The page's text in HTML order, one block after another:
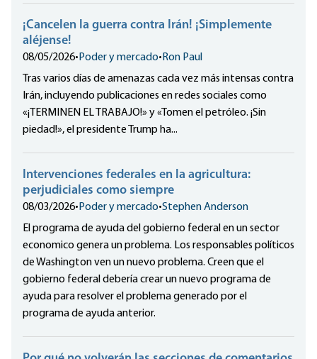
¡Cancelen la guerra contra Irán! ¡Simplemente
aléjense!
08/05/2026• Poder y mercado• Ron Paul
Tras varios días de amenazas cada vez más intensas contra
Irán, incluyendo publicaciones en redes sociales como
«¡TERMINEN EL TRABAJO!» y «Tomen el petróleo. ¡Sin
piedad!», el presidente Trump ha...
Intervenciones federales en la agricultura:
perjudiciales como siempre
08/03/2026• Poder y mercado•Stephen Anderson
El programa de ayuda del gobierno federal en un sector
economico genera un problema. Los responsables políticos
de Washington ven un nuevo problema. Creen que el
gobierno federal debería crear un nuevo programa de
ayuda para resolver el problema generado por el
programa de ayuda anterior.